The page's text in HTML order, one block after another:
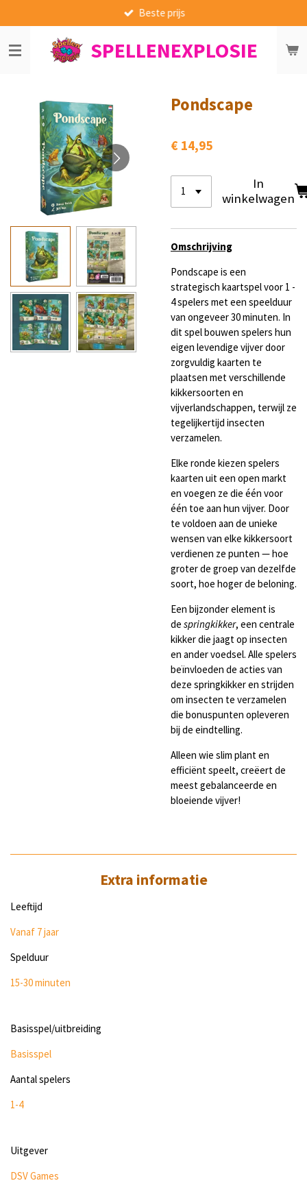
direct
naar
de
SPELLENEXPLOSIE
Beste prijs
Pondscape
€ 14,95
In
winkelwagen
Omschrijving
Pondscape is een
strategisch kaartspel voor 1 -
4 spelers met een speelduur
van ongeveer 30 minuten. In
dit spel bouwen spelers hun
eigen levendige vijver door
zorgvuldig kaarten te
plaatsen met verschillende
kikkersoorten en
vijverlandschappen, terwijl ze
tegelijkertijd insecten
verzamelen.
Elke ronde kiezen spelers
kaarten uit een open markt
en voegen ze die één voor
één toe aan hun vijver. Door
te voldoen aan de unieke
wensen van elke kikkersoort
verdienen ze punten — hoe
groter de groep van dezelfde
soort, hoe hoger de beloning.
Een bijzonder element is
de springkikker, een centrale
kikker die jaagt op insecten
en ander voedsel. Alle spelers
beïnvloeden de acties van
deze springkikker en strijden
om insecten te verzamelen
die bonuspunten opleveren
bij de eindtelling.
Alleen wie slim plant en
efficiënt speelt, creëert de
meest gebalanceerde en
bloeiende vijver!
Extra informatie
Leeftijd
Vanaf 7 jaar
Spelduur
15-30 minuten
Basisspel/uitbreiding
Basisspel
Aantal spelers
1-4
Uitgever
DSV Games